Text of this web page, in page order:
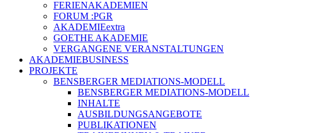
FERIENAKADEMIEN
FORUM :PGR
AKADEMIEextra
GOETHE AKADEMIE
VERGANGENE VERANSTALTUNGEN
AKADEMIEBUSINESS
PROJEKTE
BENSBERGER MEDIATIONS-MODELL
BENSBERGER MEDIATIONS-MODELL
INHALTE
AUSBILDUNGSANGEBOTE
PUBLIKATIONEN